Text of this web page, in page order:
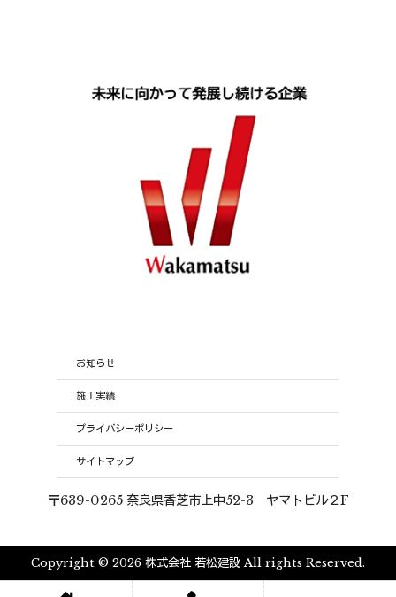
お知らせ
施工実績
プライバシーポリシー
サイトマップ
〒639-0265 奈良県香芝市上中52-3 ヤマトビル２F
Copyright © 2026 株式会社 若松建設 All rights Reserved.